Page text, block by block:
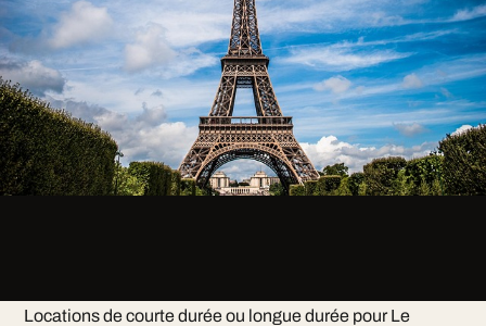
Locations de courte durée ou longue durée pour Le